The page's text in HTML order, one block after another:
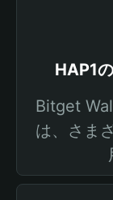
HAP1
Bitget
は、さま